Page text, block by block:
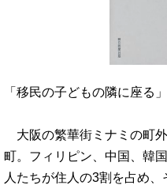
「移民の子どもの隣に座る
大阪の繁華街ミナミの町
町。フィリピン、中国、韓
人たちが住人の3割を占め